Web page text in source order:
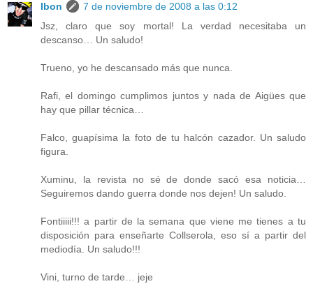
Ibon
7 de noviembre de 2008 a las 0:12
Jsz, claro que soy mortal! La verdad necesitaba un
descanso… Un saludo!
Trueno, yo he descansado más que nunca.
Rafi, el domingo cumplimos juntos y nada de Aigües que
hay que pillar técnica…
Falco, guapísima la foto de tu halcón cazador. Un saludo
figura.
Xuminu, la revista no sé de donde sacó esa noticia…
Seguiremos dando guerra donde nos dejen! Un saludo.
Fontiiiii!!! a partir de la semana que viene me tienes a tu
disposición para enseñarte Collserola, eso sí a partir del
mediodía. Un saludo!!!
Vini, turno de tarde… jeje